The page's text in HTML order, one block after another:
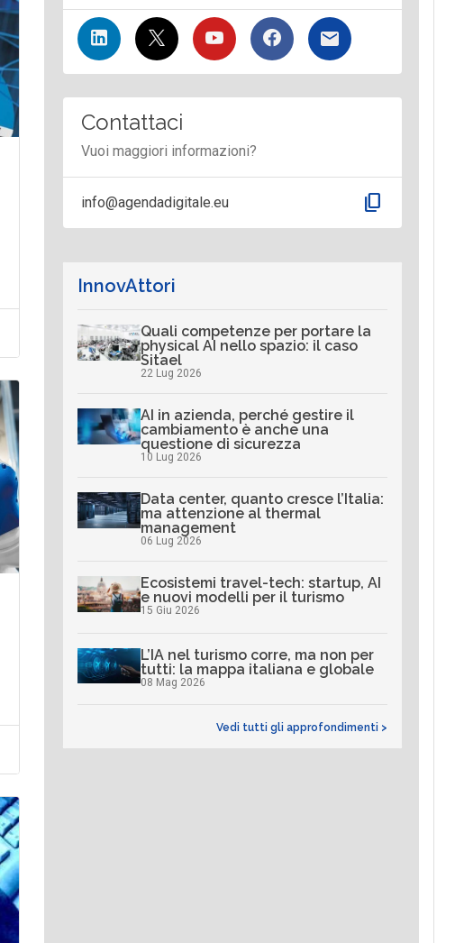
Contattaci
Vuoi maggiori informazioni?
info@agendadigitale.eu content_copy
InnovAttori
Quali competenze per portare la
physical AI nello spazio: il caso
Sitael
22 Lug 2026
AI in azienda, perché gestire il
cambiamento è anche una
questione di sicurezza
10 Lug 2026
Data center, quanto cresce l’Italia:
ma attenzione al thermal
management
06 Lug 2026
Ecosistemi travel-tech: startup, AI
e nuovi modelli per il turismo
15 Giu 2026
L’IA nel turismo corre, ma non per
tutti: la mappa italiana e globale
08 Mag 2026
Vedi tutti gli approfondimenti >